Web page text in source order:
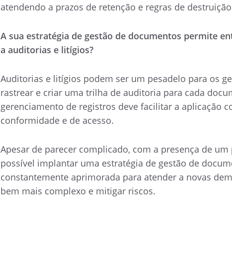
atendendo a prazos de retenção e regras de
A sua estratégia de gestão de documentos permite
a auditorias e litígios?
Auditorias e litígios podem ser um pesadelo para os
rastrear e criar uma trilha de auditoria para cada
gerenciamento de registros deve facilitar a aplicação
conformidade e de acesso.
Apesar de parecer complicado, com a presença de um
possível implantar uma estratégia de gestão de
constantemente aprimorada para atender a novas
bem mais complexo e mitigar riscos.